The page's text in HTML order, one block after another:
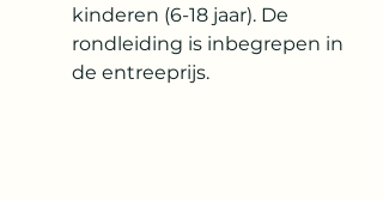
kinderen (6-18 jaar). De
rondleiding is inbegrepen in
de entreeprijs.